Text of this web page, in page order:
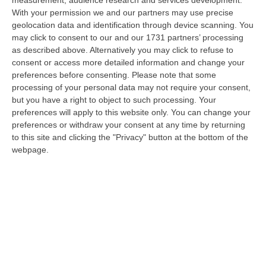
With your permission we and our partners may use precise
geolocation data and identification through device scanning. You
may click to consent to our and our 1731 partners’ processing
as described above. Alternatively you may click to refuse to
consent or access more detailed information and change your
preferences before consenting.
Please note that some
processing of your personal data may not require your consent,
but you have a right to object to such processing. Your
preferences will apply to this website only. You can change your
preferences or withdraw your consent at any time by returning
to this site and clicking the "Privacy" button at the bottom of the
webpage.
Ciclovia Dei Parchi Della Calabria: Al Via La Messa In Sicurezza
Del Tratto Fabrizia – Serra San Bruno
“SERRA SAN BRUNO Partono i lavori di riqualificazione e miglioramento
della sicurezza lungo la Ciclovia dei Parchi della Calabria, concentra…
05 Agosto, 21:56
Tari, Senese: «Rendere Efficiente Il Sistema Per Ridurre I Costi
Per I Cittadini E Aumentare I Salari»
“CATANZARO A Lamezia Terme la Tari aumenta del 6,2% per le famiglie e
del 17% per le imprese; a Crotone del 6,9%; a Catanzaro dell’1,63%. A…
05 Agosto, 21:23